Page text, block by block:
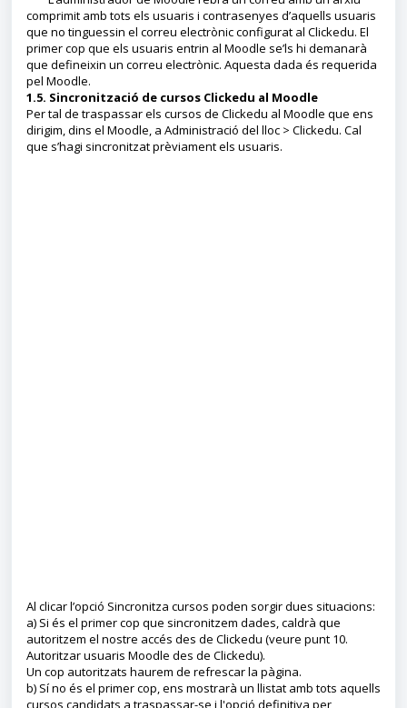
comprimit amb tots els usuaris i contrasenyes d’aquells usuaris
que no tinguessin el correu electrònic configurat al Clickedu. El
primer cop que els usuaris entrin al Moodle se’ls hi demanarà
que defineixin un correu electrònic. Aquesta dada és requerida
pel Moodle.
1.5. Sincronització de cursos Clickedu al Moodle
Per tal de traspassar els cursos de Clickedu al Moodle que ens
dirigim, dins el Moodle, a Administració del lloc > Clickedu. Cal
que s’hagi sincronitzat prèviament els usuaris.
Al clicar l’opció Sincronitza cursos poden sorgir dues situacions:
a) Si és el primer cop que sincronitzem dades, caldrà que
autoritzem el nostre accés des de Clickedu (veure punt 10.
Autoritzar usuaris Moodle des de Clickedu).
Un cop autoritzats haurem de refrescar la pàgina.
b) Sí no és el primer cop, ens mostrarà un llistat amb tots aquells
cursos candidats a traspassar-se i l'opció definitiva per